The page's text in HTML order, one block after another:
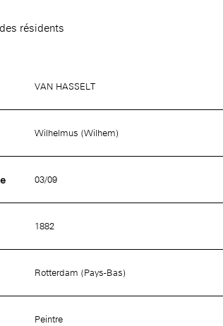
résidents
VAN HASSELT
Wilhelmus (Wilhem)
03/09
1882
Rotterdam (Pays-Bas)
Peintre
et